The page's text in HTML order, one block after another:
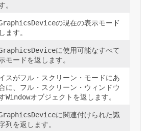
。
の現在の表示モード
ます。
に使用可能なすべて
モードを返します。
スがフル・スクリーン・モードにあ
に、フル・スクリーン・ウィンドウ
Windowオブジェクトを返します。
に関連付けられた識
列を返します。